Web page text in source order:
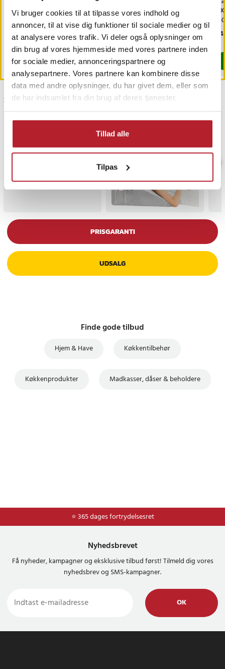
Vi bruger cookies til at tilpasse vores indhold og
annoncer, til at vise dig funktioner til sociale medier og til
at analysere vores trafik. Vi deler også oplysninger om
din brug af vores hjemmeside med vores partnere inden
for sociale medier, annonceringspartnere og
analysepartnere. Vores partnere kan kombinere disse
data med andre oplysninger, du har givet dem, eller som
de har indsamlet fra din brug af deres tjenester.
Tillad alle
Tilpas
600ml
Pris :69 kr.
69 kr.
Sidste eksemplar
Køb
trælåg 9,5x21cm
Nuværende pris:
59 kr. Tidligere pris:79 kr.
59 kr. 79 kr.
Findes på lager, Leveres i løbet af 1-2
Køb
Sidst besøgt
PRISGARANTI
UDSALG
Finde gode tilbud
Hjem & Have Køkkentilbehør
Køkkenprodukter Madkasser, dåser & beholdere
⭐ 365 dages fortrydelsesret
Nyhedsbrevet
Få nyheder, kampagner og eksklusive tilbud først! Tilmeld dig vores
nyhedsbrev og SMS-kampagner.
OK